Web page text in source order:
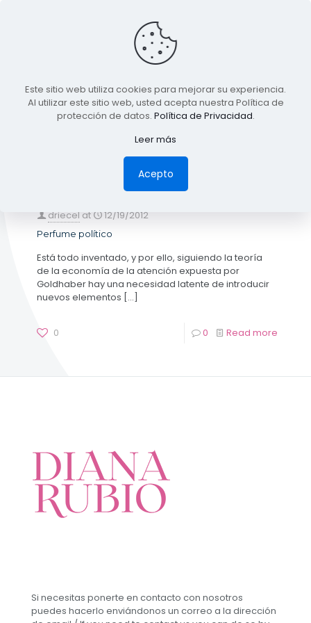
BLOG
TODA LA INFORMACIÓN
Tags Authors
driecel at 12/19/2012
Perfume político
Está todo inventado, y por ello, siguiendo la teoría
de la economía de la atención expuesta por
Goldhaber hay una necesidad latente de introducir
nuevos elementos […]
0 0 Read more
Si necesitas ponerte en contacto con nosotros
puedes hacerlo enviándonos un correo a la dirección
Este sitio web utiliza cookies para mejorar su experiencia.
Al utilizar este sitio web, usted acepta nuestra Política de
protección de datos. Política de Privacidad.
Leer más
Acepto